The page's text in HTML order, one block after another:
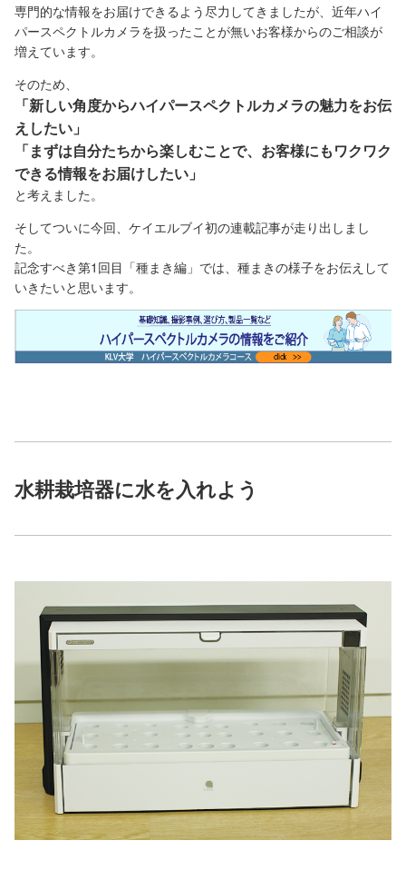
専門的な情報をお届けできるよう尽力してきましたが、近年ハイ
パースペクトルカメラを扱ったことが無いお客様からのご相談が
増えています。
そのため、
「新しい角度からハイパースペクトルカメラの魅力をお伝
えしたい」
「まずは自分たちから楽しむことで、お客様にもワクワク
できる情報をお届けしたい」
と考えました。
そしてついに今回、ケイエルブイ初の連載記事が走り出しまし
た。
記念すべき第1回目「種まき編」では、種まきの様子をお伝えして
いきたいと思います。
水耕栽培器に水を入れよう